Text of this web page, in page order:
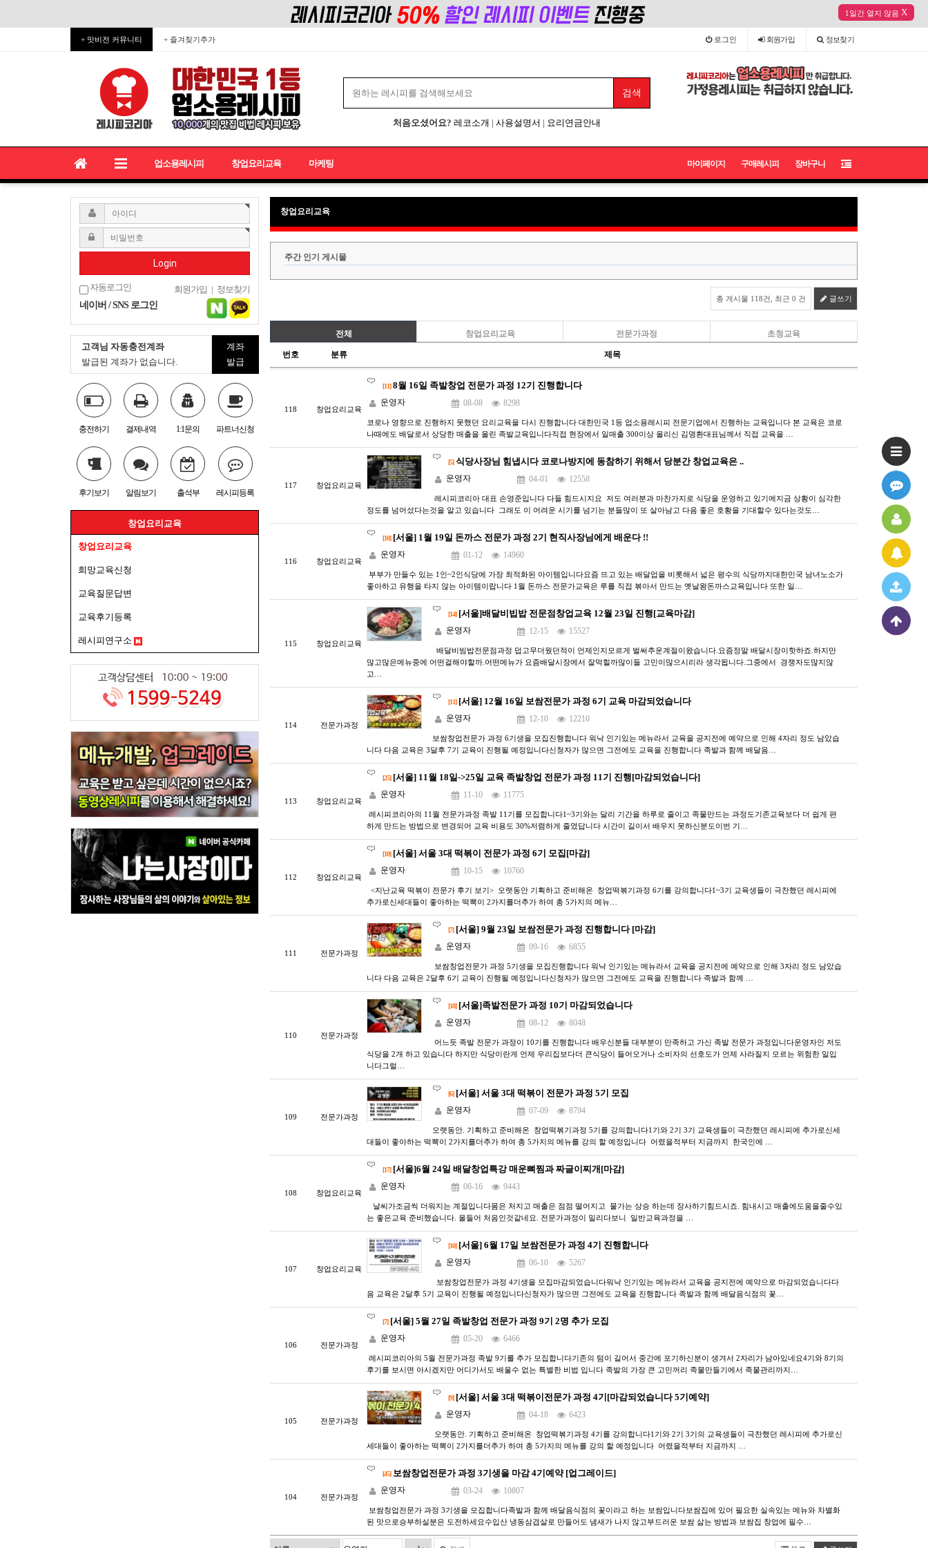
1일간 열지 않음 X
+ 맛비전 커뮤니티 + 즐겨찾기추가 로그인 회원가입 정보찾기
처음오셨어요? 레코소개 | 사용설명서 | 요리연금안내
마이페이지 구매레시피 장바구니
업소용레시피 창업요리교육 마케팅
Login
자동로그인 회원가입 | 정보찾기
네이버 / SNS 로그인
고객님 자동충전계좌
발급된 계좌가 없습니다.
계좌
발급
충전하기 결제내역 1:1문의 파트너신청
후기보기 알림보기 출석부 레시피등록
창업요리교육
창업요리교육
희망교육신청
교육질문답변
교육후기등록
레시피연구소
창업요리교육
주간 인기 게시물
총 게시물 118건, 최근 0 건 글쓰기
전체 창업요리교육 전문가과정 초청교육
번호 분류 제목
118 창업요리교육
[11] 8월 16일 족발창업 전문가 과정 12기 진행합니다
운영자 08-08 8298
코로나 영향으로 진행하지 못했던 요리교육을 다시 진행합니다 대한민국 1등 업소용레시피 전문기업에서 진행하는 교육입니다 본 교육은 코로
나때에도 배달로서 상당한 매출을 올린 족발교육입니다직접 현장에서 일매출 300이상 올리신 김명환대표님께서 직접 교육을 …
117 창업요리교육
[5] 식당사장님 힘냅시다 코로나방지에 동참하기 위해서 당분간 창업교육은 ..
운영자 04-01 12558
레시피코리아 대표 손영준입니다 다들 힘드시지요 저도 여러분과 마찬가지로 식당을 운영하고 있기에지금 상황이 심각한
정도를 넘어섰다는것을 알고 있습니다 그래도 이 어려운 시기를 넘기는 분들많이 또 살아남고 다음 좋은 호황을 기대할수 있다는것도…
116 창업요리교육
[10] [서울] 1월 19일 돈까스 전문가 과정 2기 현직사장님에게 배운다 !!
운영자 01-12 14960
부부가 만들수 있는 1인~2인식당에 가장 ​최적화된 아이템입니다요즘 뜨고 있는 배달업을 비롯해서 넓은 평수의 식당까지대한민국 남녀노소가
좋아하고 유행을 타지 않는 아이템이랍니다 ​1월 돈까스 전문가교육은 루를 직접 볶아서 만드는 옛날왕돈까스교육입니다 또한 일…
115 창업요리교육
[14] [서울]배달비빕밥 전문점창업교육 12월 23일 진행[교육마감]
운영자 12-15 15527
배달비빔밥전문점과정 덥고무더웠던적이 언제인지모르게 벌써추운계절이왔습니다.요즘정말 배달시장이핫하죠.하지만
많고많은메뉴중에 어떤걸해야할까.어떤메뉴가 요즘배달시장에서 잘먹힐까많이들 고민이많으시리라 생각됩니다.그중에서 경쟁자도많지않
고…
114 전문가과정
[11] [서울] 12월 16일 보쌈전문가 과정 6기 교육 마감되었습니다
운영자 12-10 12210
​​​​보쌈창업전문가 과정 6기생을 모집진행합니다 워낙 인기있는 메뉴라서 교육을 공지전에 예약으로 인해 4자리 정도 남았습
니다 ​다음 교육은 3달후 7기 교육이 진행될 예정입니다신청자가 많으면 그전에도 교육을 진행합니다 ​​족발과 함께 배달음…
113 창업요리교육
[25] [서울] 11월 18일->25일 교육 족발창업 전문가 과정 11기 진행[마감되었습니다]
운영자 11-10 11775
레시피코리아의 11월 전문가과정 족발 11기를 모집합니다1~3기와는 달리 기간을 하루로 줄이고 족물만드는 과정도기존교육보다 더 쉽게 편
하게 만드는 방법으로 변경되어 교육 비용도 30%저렴하게 줄였답니다 시간이 길이서 배우지 못하신분도이번 기…
112 창업요리교육
[10] [서울] 서울 3대 떡볶이 전문가 과정 6기 모집[마감]
운영자 10-15 10760
<지난교육 떡볶이 전문가 후기 보기> 오랫동안 기획하고 준비해온 창업떡볶기과정 6기를 강의합니다​1~3기 교육생들이 극찬했던 레시피에
추가로​신세대들이 좋아하는 떡뽁이 2가지를더추가 하여 총 5가지의 메뉴…
111 전문가과정
[7] [서울] 9월 23일 보쌈전문가 과정 진행합니다 [마감]
운영자 09-16 6855
​보쌈창업전문가 과정 5기생을 모집진행합니다 워낙 인기있는 메뉴라서 교육을 공지전에 예약으로 인해 3자리 정도 남았습
니다 ​다음 교육은 2달후 6기 교육이 진행될 예정입니다신청자가 많으면 그전에도 교육을 진행합니다 ​​족발과 함께 …
110 전문가과정
[18] [서울]족발전문가 과정 10기 마감되었습니다
운영자 08-12 8048
어느듯 족발 전문가 과정이 10기를 진행합니다 ​배우신분들 대부분이 만족하고 가신 족발 전문가 과정입니다운영자인 저도
식당을 2개 하고 있습니다 하지만 식당이란게 언제 우리집보다더 큰식당이 들어오거나 소비자의 선호도가 언제 사라질지 모르는 위험한 일입
니다그럴…
109 전문가과정
[6] [서울] 서울 3대 떡볶이 전문가 과정 5기 모집
운영자 07-09 8794
​오랫동안. 기획하고 준비해온 창업떡볶기과정 5기를 강의합니다​1기와 2기 3기 교육생들이 극찬했던 레시피에 추가로​신세
대들이 좋아하는 떡뽁이 2가지를더추가 하여 총 5가지의 메뉴를 강의 할 예정입니다 ​ 어렸을적부터 지금까지 한국인에 …
108 창업요리교육
[17] [서울]6월 24일 배달창업특강 매운뼈찜과 짜글이찌개[마감]
운영자 06-16 9443
날씨가조금씩 더워지는 계절입니다몸은 처지고 매출은 점점 떨어지고 물가는 상승 하는데 장사하기힘드시죠. 힘내시고 매출에도움을줄수있
는 좋은교육 준비했습니다. 올들어 처음인것같네요. 전문가과정이 밀리다보니 일반교육과정을 …
107 창업요리교육
[10] [서울] 6월 17일 보쌈전문가 과정 4기 진행합니다
운영자 06-10 5267
보쌈창업전문가 과정 4기생을 모집마감되었습니다워낙 인기있는 메뉴라서 교육을 공지전에 예약으로 마감되었습니다​다
음 교육은 2달후 5기 교육이 진행될 예정입니다신청자가 많으면 그전에도 교육을 진행합니다 ​​족발과 함께 배달음식점의 꽃…
106 전문가과정
[7] [서울] 5월 27일 족발창업 전문가 과정 9기 2명 추가 모집
운영자 05-20 6466
레시피코리아의 5월 전문가과정 족발 9기를 추가 모집합니다기존의 텀이 길어서 중간에 포기하신분이 생겨서 2자리가 남아있네요​4기와 8기의
후기를 보시면 아시겠지만 어디가서도 배울수 없는 특별한 비법 입니다 족발의 가장 큰 고민꺼리 족물만들기에서 족물관리​까지…
105 전문가과정
[9] [서울] 서울 3대 떡볶이전문가 과정 4기[마감되었습니다 5기예약]
운영자 04-18 6423
​오랫동안. 기획하고 준비해온 창업떡볶기과정 4기를 강의합니다​1기와 2기 3기의 교육생들이 극찬했던 레시피에 추가로​신
세대들이 좋아하는 떡뽁이 2가지를더추가 하여 총 5가지의 메뉴를 강의 할 예정입니다 ​ 어렸을적부터 지금까지 …
104 전문가과정
[45] 보쌈창업전문가 과정 3기생을 마감 4기예약 [업그레이드]
운영자 03-24 10807
보쌈창업전문가 과정 3기생을 모집합니다족발과 함께 배달음식점의 꽃이라고 하는 보쌈입니다보쌈집에 있어 필요한 실속있는 메뉴와 차별화
된 맛으로승부하실분은 도전하세요수입산 냉동삼겹살로 만들어도 냄새가 나지 않고부드러운 보쌈 삶는 방법과 보쌈집 창업에 필수…